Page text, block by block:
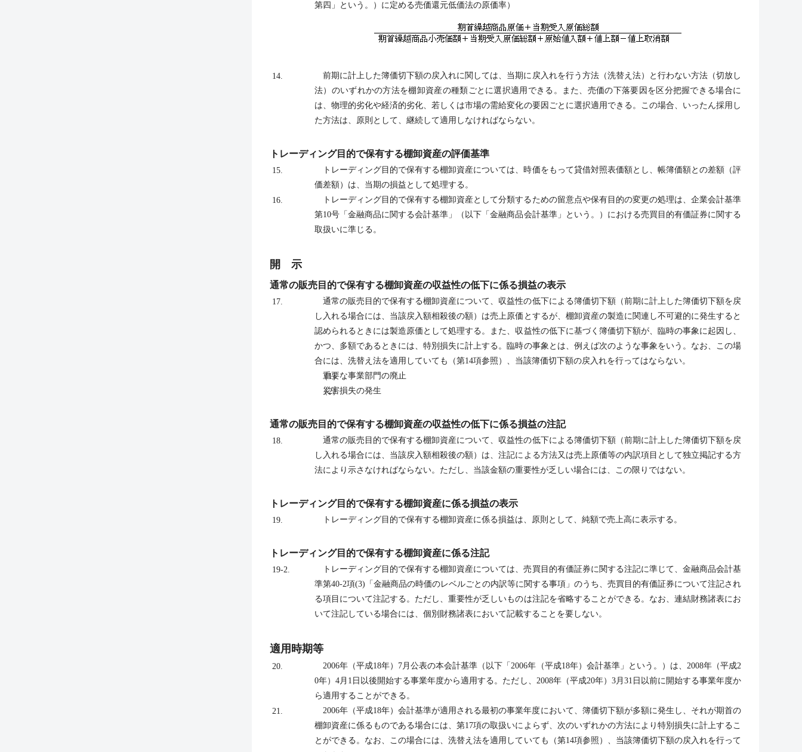
第四」という。）に定める売価還元低価法の原価率）
14.
前期に計上した簿価切下額の戻入れに関しては、当期に戻入れを行う方法（洗替え法）と行わない方法（切放し
法）のいずれかの方法を棚卸資産の種類ごとに選択適用できる。また、売価の下落要因を区分把握できる場合に
は、物理的劣化や経済的劣化、若しくは市場の需給変化の要因ごとに選択適用できる。この場合、いったん採用し
た方法は、原則として、継続して適用しなければならない。
トレーディング目的で保有する棚卸資産の評価基準
15.
トレーディング目的で保有する棚卸資産については、時価をもって貸借対照表価額とし、帳簿価額との差額（評
価差額）は、当期の損益として処理する。
16.
トレーディング目的で保有する棚卸資産として分類するための留意点や保有目的の変更の処理は、企業会計基準
第10号「金融商品に関する会計基準」（以下「金融商品会計基準」という。）における売買目的有価証券に関する
取扱いに準じる。
開 示
通常の販売目的で保有する棚卸資産の収益性の低下に係る損益の表示
17.
通常の販売目的で保有する棚卸資産について、収益性の低下による簿価切下額（前期に計上した簿価切下額を戻
し入れる場合には、当該戻入額相殺後の額）は売上原価とするが、棚卸資産の製造に関連し不可避的に発生すると
認められるときには製造原価として処理する。また、収益性の低下に基づく簿価切下額が、臨時の事象に起因し、
かつ、多額であるときには、特別損失に計上する。臨時の事象とは、例えば次のような事象をいう。なお、この場
合には、洗替え法を適用していても（第14項参照）、当該簿価切下額の戻入れを行ってはならない。
（1）
重要な事業部門の廃止
（2）
災害損失の発生
通常の販売目的で保有する棚卸資産の収益性の低下に係る損益の注記
18.
通常の販売目的で保有する棚卸資産について、収益性の低下による簿価切下額（前期に計上した簿価切下額を戻
し入れる場合には、当該戻入額相殺後の額）は、注記による方法又は売上原価等の内訳項目として独立掲記する方
法により示さなければならない。ただし、当該金額の重要性が乏しい場合には、この限りではない。
トレーディング目的で保有する棚卸資産に係る損益の表示
19. トレーディング目的で保有する棚卸資産に係る損益は、原則として、純額で売上高に表示する。
トレーディング目的で保有する棚卸資産に係る注記
19-2.
トレーディング目的で保有する棚卸資産については、売買目的有価証券に関する注記に準じて、金融商品会計基
準第40-2項(3)「金融商品の時価のレベルごとの内訳等に関する事項」のうち、売買目的有価証券について注記され
る項目について注記する。ただし、重要性が乏しいものは注記を省略することができる。なお、連結財務諸表にお
いて注記している場合には、個別財務諸表において記載することを要しない。
適用時期等
20.
2006年（平成18年）7月公表の本会計基準（以下「2006年（平成18年）会計基準」という。）は、2008年（平成2
0年）4月1日以後開始する事業年度から適用する。ただし、2008年（平成20年）3月31日以前に開始する事業年度か
ら適用することができる。
21.
2006年（平成18年）会計基準が適用される最初の事業年度において、簿価切下額が多額に発生し、それが期首の
棚卸資産に係るものである場合には、第17項の取扱いによらず、次のいずれかの方法により特別損失に計上するこ
とができる。なお、この場合には、洗替え法を適用していても（第14項参照）、当該簿価切下額の戻入れを行って